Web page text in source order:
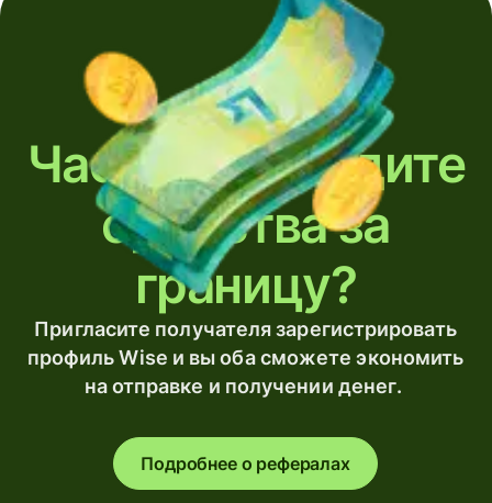
Часто переводите
средства за
границу?
Пригласите получателя зарегистрировать
профиль Wise и вы оба сможете экономить
на отправке и получении денег.
Подробнее о рефералах